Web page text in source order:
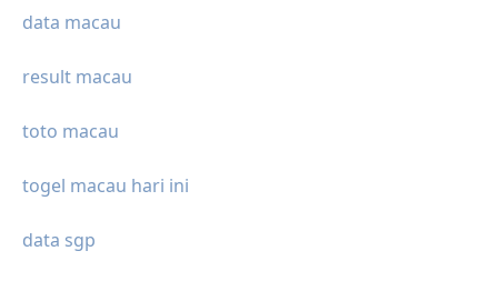
data macau
result macau
toto macau
togel macau hari ini
data sgp